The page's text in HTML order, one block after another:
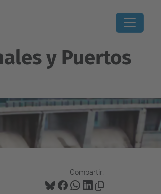
y Puertos
Compartir: